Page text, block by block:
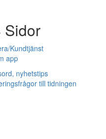
Sidor
Kundtjänst
app
nyhetstips
till tidningen